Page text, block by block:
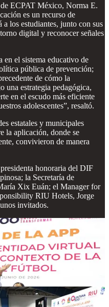
ECPAT México, Norma E.
es un recurso de
los estudiantes, junto con sus
digital y reconocer señales
en el sistema educativo de
pública de prevención;
de cómo la
una estrategia pedagógica,
en el escudo más eficiente
adolescentes”, resaltó.
estatales y municipales
la aplicación, donde se
convivieron de manera
honoraria del DIF
la Secretaría de
Xix Euán; el Manager for
RIU Hotels, Jorge
invitados.